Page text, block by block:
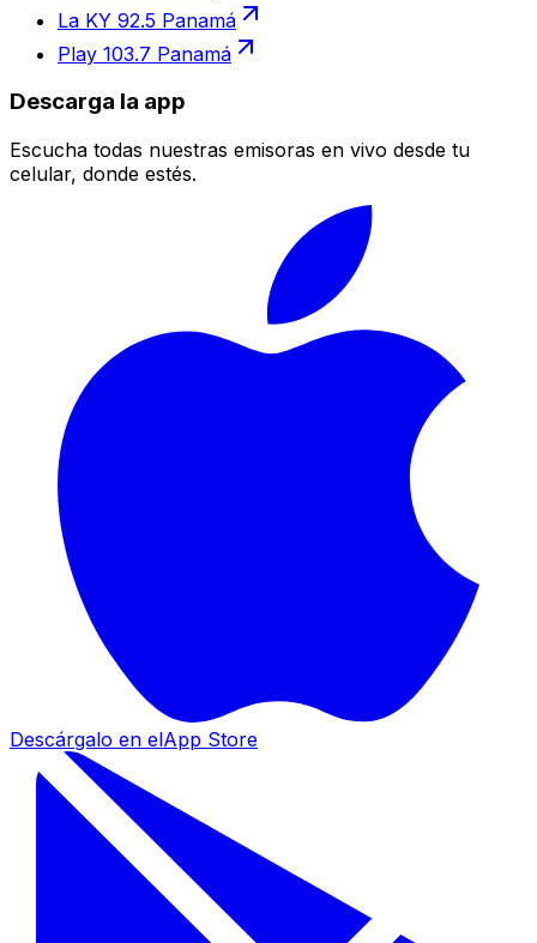
La KY 92.5 Panamá
Play 103.7 Panamá
Descarga la app
Escucha todas nuestras emisoras en vivo desde tu
celular, donde estés.
Descárgalo en elApp Store